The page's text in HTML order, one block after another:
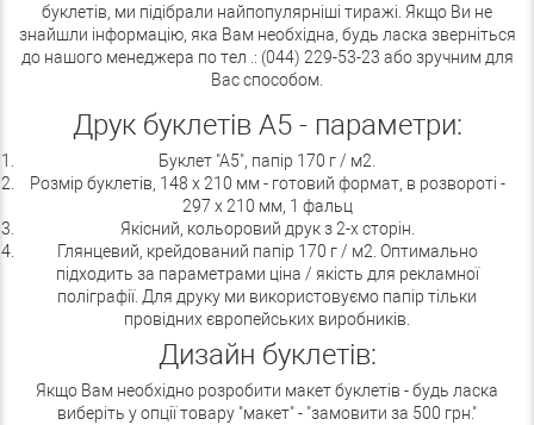
буклетів, ми підібрали найпопулярніші тиражі. Якщо Ви не
знайшли інформацію, яка Вам необхідна, будь ласка зверніться
до нашого менеджера по тел .: (044) 229-53-23 або зручним для
Вас способом.
Друк буклетів А5 - параметри:
Буклет "А5", папір 170 г / м2.
Розмір буклетів, 148 х 210 мм - готовий формат, в розвороті -
297 х 210 мм, 1 фальц
Якісний, кольоровий друк з 2-х сторін.
Глянцевий, крейдований папір 170 г / м2. Оптимально
підходить за параметрами ціна / якість для рекламної
поліграфії. Для друку ми використовуємо папір тільки
провідних європейських виробників.
Дизайн буклетів:
Якщо Вам необхідно розробити макет буклетів - будь ласка
виберіть у опції товару "макет" - "замовити за 500 грн."